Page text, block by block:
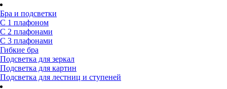
Бра и подсветки
С 1 плафоном
С 2 плафонами
С 3 плафонами
Гибкие бра
Подсветка для зеркал
Подсветка для картин
Подсветка для лестниц и ступеней